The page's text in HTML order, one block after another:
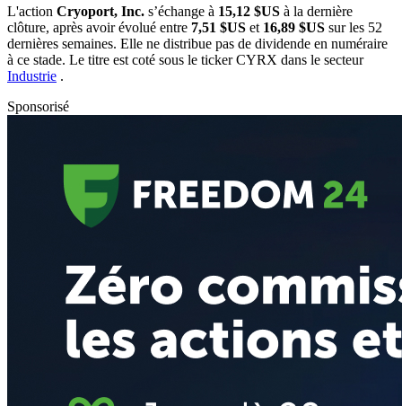
L'action Cryoport, Inc. s’échange à 15,12 $US à la dernière
clôture, après avoir évolué entre 7,51 $US et 16,89 $US sur les 52
dernières semaines. Elle ne distribue pas de dividende en numéraire
à ce stade. Le titre est coté sous le tickerCYRX dans le secteur
Industrie .
Sponsorisé